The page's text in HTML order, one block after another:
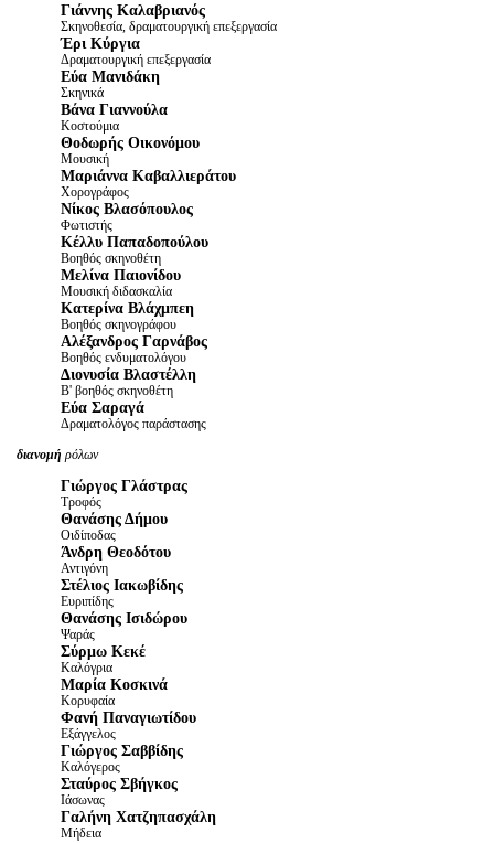
Γιάννης Καλαβριανός
Σκηνοθεσία, δραματουργική επεξεργασία
Έρι Κύργια
Δραματουργική επεξεργασία
Εύα Μανιδάκη
Σκηνικά
Βάνα Γιαννούλα
Κοστούμια
Θοδωρής Οικονόμου
Μουσική
Μαριάννα Καβαλλιεράτου
Χορογράφος
Νίκος Βλασόπουλος
Φωτιστής
Κέλλυ Παπαδοπούλου
Βοηθός σκηνοθέτη
Μελίνα Παιονίδου
Μουσική διδασκαλία
Κατερίνα Βλάχμπεη
Βοηθός σκηνογράφου
Αλέξανδρος Γαρνάβος
Βοηθός ενδυματολόγου
Διονυσία Βλαστέλλη
Β' βοηθός σκηνοθέτη
Εύα Σαραγά
Δραματολόγος παράστασης
διανομή ρόλων
Γιώργος Γλάστρας
Τροφός
Θανάσης Δήμου
Οιδίποδας
Άνδρη Θεοδότου
Αντιγόνη
Στέλιος Ιακωβίδης
Ευριπίδης
Θανάσης Ισιδώρου
Ψαράς
Σύρμω Κεκέ
Καλόγρια
Μαρία Κοσκινά
Κορυφαία
Φανή Παναγιωτίδου
Εξάγγελος
Γιώργος Σαββίδης
Καλόγερος
Σταύρος Σβήγκος
Ιάσωνας
Γαλήνη Χατζηπασχάλη
Μήδεια